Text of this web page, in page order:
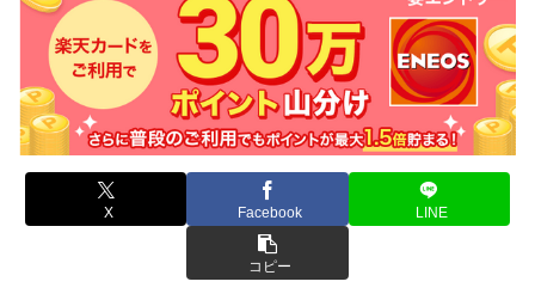
X Facebook LINE
コピー